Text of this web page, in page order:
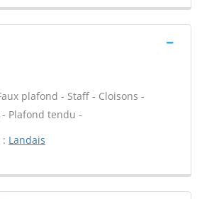
plafond - Staff - Cloisons -
Plafond tendu -
Landais